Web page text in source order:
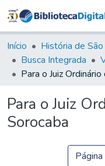
Início História de
Busca Integrada
Para o Juiz
Sorocaba